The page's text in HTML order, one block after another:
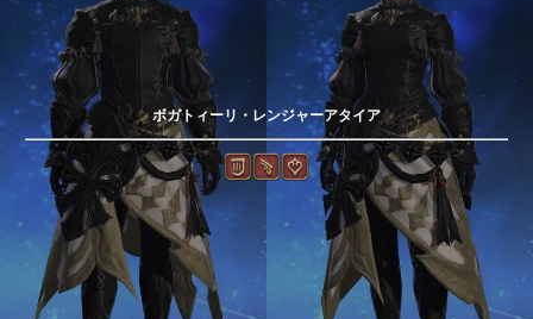
ボガトィーリ・レンジャーアタイア